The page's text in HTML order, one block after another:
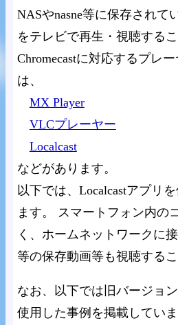
NASやnasne等に保存されて
をテレビで再生・視聴する
Chromecastに対応するプレ
は、
MX Player
VLCプレーヤー
Localcast
などがあります。
以下では、Localcastアプリ
ます。 スマートフォン内の
く、ホームネットワークに
等の保存動画等も視聴するこ
なお、以下では旧バージョ
使用した事例を掲載してい